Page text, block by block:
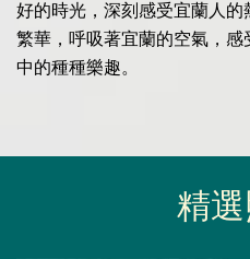
好的時光，深刻感受宜蘭人
繁華，呼吸著宜蘭的空氣，
中的種種樂趣。
精